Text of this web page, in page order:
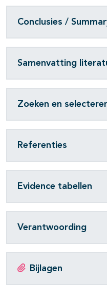
Conclusies /
Samenvatting
Zoeken en
Referenties
Evidence tabellen
Verantwoording
Bijlagen